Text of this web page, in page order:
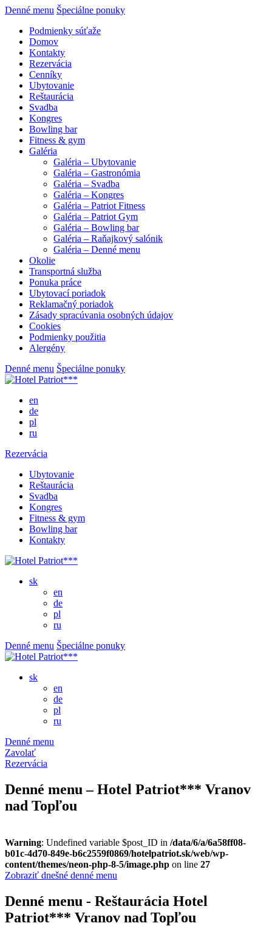
Denné menu Špeciálne ponuky
Podmienky súťaže
Domov
Kontakty
Rezervácia
Cenníky
Ubytovanie
Reštaurácia
Svadba
Kongres
Bowling bar
Fitness & gym
Galéria
Galéria – Ubytovanie
Galéria – Gastronómia
Galéria – Svadba
Galéria – Kongres
Galéria – Patriot Fitness
Galéria – Patriot Gym
Galéria – Bowling bar
Galéria – Raňajkový salónik
Galéria – Denné menu
Okolie
Transportná služba
Ponuka práce
Ubytovací poriadok
Reklamačný poriadok
Zásady spracúvania osobných údajov
Cookies
Podmienky použitia
Alergény
Denné menu Špeciálne ponuky
en
de
pl
ru
Rezervácia
Ubytovanie
Reštaurácia
Svadba
Kongres
Fitness & gym
Bowling bar
Kontakty
sk
en
de
pl
ru
Denné menu Špeciálne ponuky
sk
en
de
pl
ru
Denné menu
Zavolať
Rezervácia
Denné menu – Hotel Patriot*** Vranov
nad Topľou
Warning: Undefined variable $post_ID in /data/6/a/6a58ff08-
b01c-4d70-849e-b6c2559f0869/hotelpatriot.sk/web/wp-
content/themes/neon-php-8-5/image.php on line 27
Zobraziť dnešné denné menu
Denné menu - Reštaurácia Hotel
Patriot*** Vranov nad Topľou